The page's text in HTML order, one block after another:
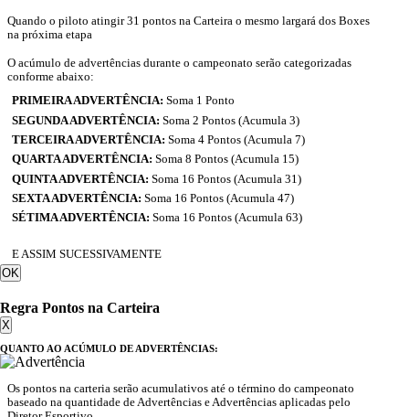
Quando o piloto atingir 31 pontos na Carteira o mesmo largará dos Boxes
na próxima etapa
O acúmulo de advertências durante o campeonato serão categorizadas
conforme abaixo:
PRIMEIRA ADVERTÊNCIA:Soma 1 Ponto
SEGUNDA ADVERTÊNCIA:Soma 2 Pontos (Acumula 3)
TERCEIRA ADVERTÊNCIA:Soma 4 Pontos (Acumula 7)
QUARTA ADVERTÊNCIA:Soma 8 Pontos (Acumula 15)
QUINTA ADVERTÊNCIA:Soma 16 Pontos (Acumula 31)
SEXTA ADVERTÊNCIA:Soma 16 Pontos (Acumula 47)
SÉTIMA ADVERTÊNCIA:Soma 16 Pontos (Acumula 63)
E ASSIM SUCESSIVAMENTE
OK
Regra Pontos na Carteira
X
QUANTO AO ACÚMULO DE ADVERTÊNCIAS:
Os pontos na carteria serão acumulativos até o término do campeonato
baseado na quantidade de Advertências e Advertências aplicadas pelo